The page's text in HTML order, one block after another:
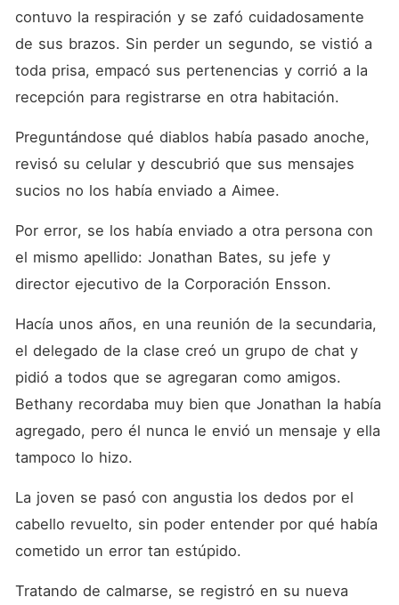
contuvo la respiración y se zafó cuidadosamente
de sus brazos. Sin perder un segundo, se vistió a
toda prisa, empacó sus pertenencias y corrió a la
recepción para registrarse en otra habitación.
Preguntándose qué diablos había pasado anoche,
revisó su celular y descubrió que sus mensajes
sucios no los había enviado a Aimee.
Por error, se los había enviado a otra persona con
el mismo apellido: Jonathan Bates, su jefe y
director ejecutivo de la Corporación Ensson.
Hacía unos años, en una reunión de la secundaria,
el delegado de la clase creó un grupo de chat y
pidió a todos que se agregaran como amigos.
Bethany recordaba muy bien que Jonathan la había
agregado, pero él nunca le envió un mensaje y ella
tampoco lo hizo.
La joven se pasó con angustia los dedos por el
cabello revuelto, sin poder entender por qué había
cometido un error tan estúpido.
Tratando de calmarse, se registró en su nueva